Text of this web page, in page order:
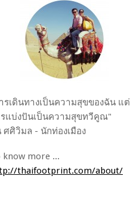
รเดินทางเป็นความสุขของฉัน แต่
แบ่งปันเป็นความสุขทวีคูณ"
ศศิวิมล - นักท่องเมือง
know more ...
thaifootprint.com/about/